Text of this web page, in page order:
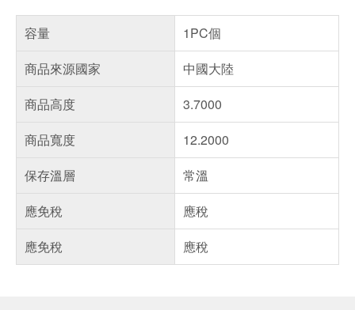
容量
1PC個
商品來源國家
中國大陸
商品高度
3.7000
商品寬度
12.2000
保存溫層
常溫
應免稅
應稅
應免稅
應稅